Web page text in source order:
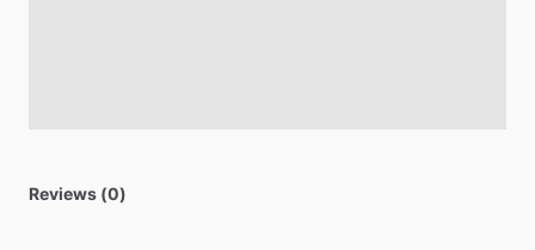
Reviews (0)